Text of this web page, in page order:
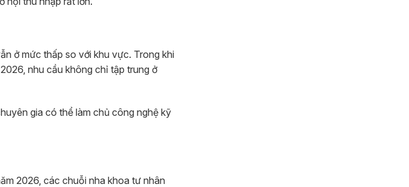
ở mức thấp so với khu vực. Trong khi
nhu cầu không chỉ tập trung ở
gia có thể làm chủ công nghệ kỹ
2026, các chuỗi nha khoa tư nhân